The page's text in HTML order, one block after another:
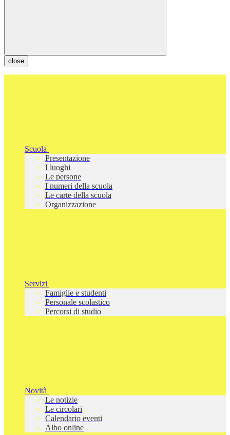
close
Scuola
Presentazione
I luoghi
Le persone
I numeri della scuola
Le carte della scuola
Organizzazione
Servizi
Famiglie e studenti
Personale scolastico
Percorsi di studio
Novità
Le notizie
Le circolari
Calendario eventi
Albo online